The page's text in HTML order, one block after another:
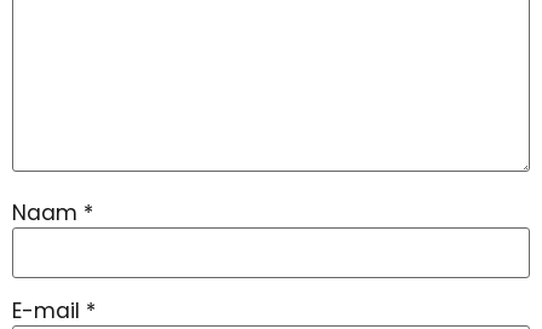
Naam *
E-mail *